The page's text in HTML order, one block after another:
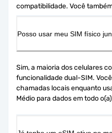
compatibilidade. Você
Posso usar meu SIM físico
Sim, a maioria dos celulares
funcionalidade dual-SIM.
chamadas locais enquanto
Médio para dados em todo